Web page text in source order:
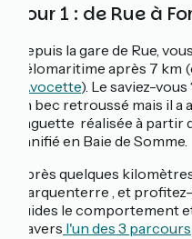
Jour 1 : de Rue à
Depuis la gare de Rue,
Vélomaritime après 7
Avocette). Le saviez-vous
fin bec retroussé mais il a
baguette réalisée à
panifié en Baie de Somme.
Après quelques
Marquenterre , et
guides le comportement
travers l'un des 3 parcours